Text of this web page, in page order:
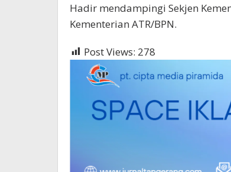
Hadir mendampingi Sekjen
Kementerian ATR/BPN.
Post Views: 278